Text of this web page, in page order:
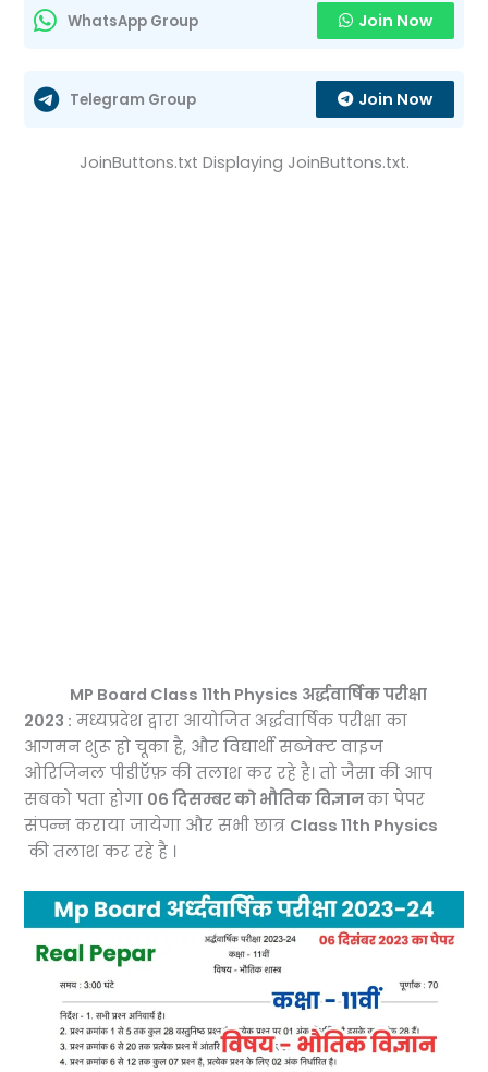
WhatsApp Group Join Now
Telegram Group Join Now
JoinButtons.txt Displaying JoinButtons.txt.
MP Board Class 11th Physics अर्द्धवार्षिक परीक्षा
2023 : मध्यप्रदेश द्वारा आयोजित अर्द्धवार्षिक परीक्षा का
आगमन शुरू हो चूका है, और विद्यार्थी सब्जेक्ट वाइज
ओरिजिनल पीडीऍफ़ की तलाश कर रहे है। तो जैसा की आप
सबको पता होगा 06 दिसम्बर को भौतिक विज्ञानका पेपर
संपन्न कराया जायेगा और सभी छात्र Class 11th Physics
की तलाश कर रहे है ।